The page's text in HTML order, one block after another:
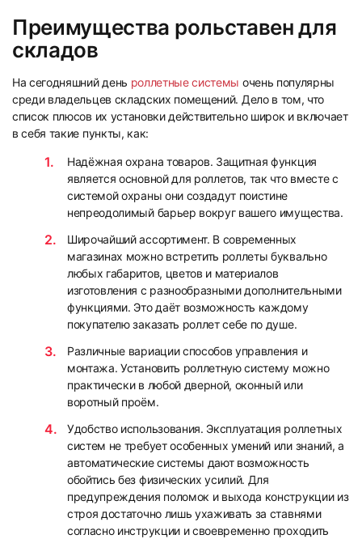
Преимущества рольставен для
складов
На сегодняшний день роллетные системы очень популярны
среди владельцев складских помещений. Дело в том, что
список плюсов их установки действительно широк и включает
в себя такие пункты, как:
Надёжная охрана товаров. Защитная функция
является основной для роллетов, так что вместе с
системой охраны они создадут поистине
непреодолимый барьер вокруг вашего имущества.
Широчайший ассортимент. В современных
магазинах можно встретить роллеты буквально
любых габаритов, цветов и материалов
изготовления с разнообразными дополнительными
функциями. Это даёт возможность каждому
покупателю заказать роллет себе по душе.
Различные вариации способов управления и
монтажа. Установить роллетную систему можно
практически в любой дверной, оконный или
воротный проём.
Удобство использования. Эксплуатация роллетных
систем не требует особенных умений или знаний, а
автоматические системы дают возможность
обойтись без физических усилий. Для
предупреждения поломок и выхода конструкции из
строя достаточно лишь ухаживать за ставнями
согласно инструкции и своевременно проходить